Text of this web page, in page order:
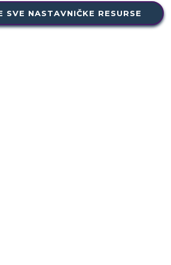
SVE NASTAVNIČKE RESURSE